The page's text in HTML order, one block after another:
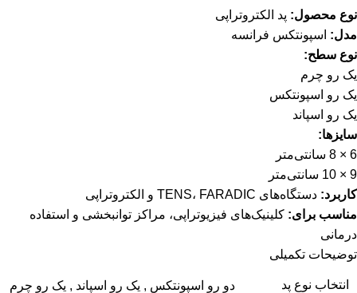
نوع محصول: پد الکتروتراپی
مدل: اسپونتکس فرانسه
نوع سطح:
یک رو چرم
یک رو اسپونتکس
یک رو اسپاند
سایزها:
6 × 8 سانتی‌متر
9 × 10 سانتی‌متر
کاربرد: دستگاه‌های TENS، FARADIC و الکتروتراپی
مناسب برای: کلینیک‌های فیزیوتراپی، مراکز توانبخشی و استفاده
درمانی
توضیحات تکمیلی
انتخاب نوع پد دو رو اسپونتکس , یک رو اسپاند , یک رو چرم